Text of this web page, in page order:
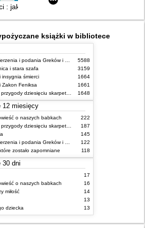
: jak radzić sobie ze szkodliwymi
książki w bibliotece
Mitologia : wierzenia i podania Greków i Rzymian
5588
i stara szafa
3159
insygnia śmierci
1664
Zakon Feniksa
1661
Niesamowite przygody dziesięciu skarpetek (czterech prawych i sześciu lewych)
1648
12 miesięcy
o naszych babkach
222
Niesamowite przygody dziesięciu skarpetek (czterech prawych i sześciu lewych)
187
145
Mitologia : wierzenia i podania Greków i Rzymian
122
zostało zapomniane
118
30 dni
17
o naszych babkach
16
miłość
14
13
dziecka
13